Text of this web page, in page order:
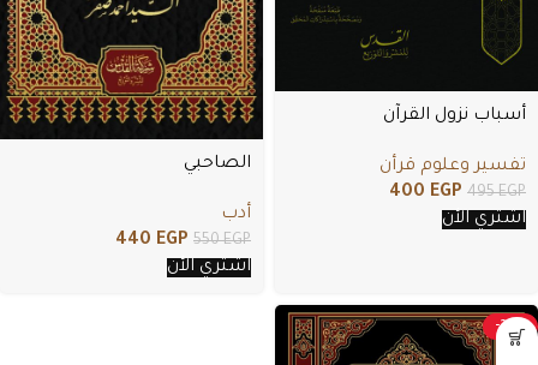
أسباب نزول القرآن
تفسير وعلوم قرأن
495EGP
400 EGP
اشتري الأن
الصاحبي
أدب
550EGP
440 EGP
اشتري الأن
-20%